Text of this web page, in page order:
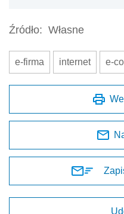
Źródło: Własne
e-firma internet e-